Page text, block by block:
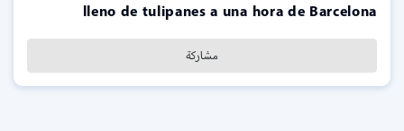
lleno de tulipanes a una hora de Barcelona
مشاركة